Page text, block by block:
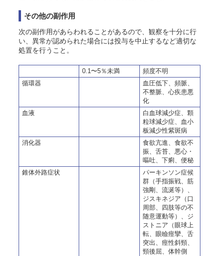
その他の副作用
次の副作用があらわれることがあるので、観察を十分に行
い、異常が認められた場合には投与を中止するなど適切な
処置を行うこと。
0.1〜5％未満
頻度不明
循環器
血圧低下、頻脈、
不整脈、心疾患悪
化
血液
白血球減少症、顆
粒球減少症、血小
板減少性紫斑病
消化器
食欲亢進、食欲不
振、舌苔、悪心・
嘔吐、下痢、便秘
錐体外路症状
パーキンソン症候
群（手指振戦、筋
強剛、流涎等）、
ジスキネジア（口
周部、四肢等の不
随意運動等）、ジ
ストニア（眼球上
転、眼瞼痙攣、舌
突出、痙性斜頸、
頸後屈、体幹側